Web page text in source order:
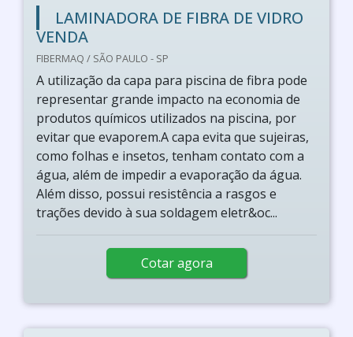
LAMINADORA DE FIBRA DE VIDRO
VENDA
FIBERMAQ / SÃO PAULO - SP
A utilização da capa para piscina de fibra pode
representar grande impacto na economia de
produtos químicos utilizados na piscina, por
evitar que evaporem.A capa evita que sujeiras,
como folhas e insetos, tenham contato com a
água, além de impedir a evaporação da água.
Além disso, possui resistência a rasgos e
trações devido à sua soldagem eletr&oc...
Cotar agora